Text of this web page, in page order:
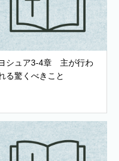
シュア3-4章 主が行わ
る驚くべきこと